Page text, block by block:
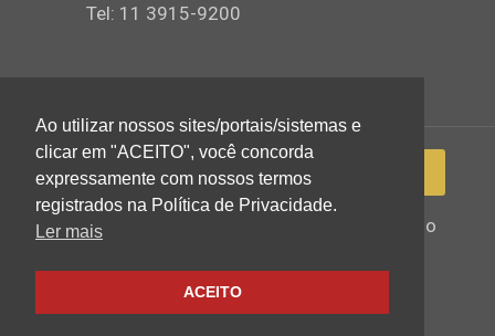
Tel: 11 3915-9200
2022 © Igreja Assembleia de Deus Ministério
Ao utilizar nossos sites/portais/sistemas e
clicar em "ACEITO", você concorda
expressamente com nossos termos
registrados na Política de Privacidade.
Ler mais
ACEITO